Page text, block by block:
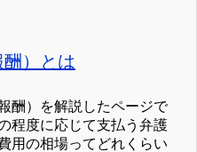
）とは
酬）を解説したページで
程度に応じて支払う弁護
用の相場ってどれくらい